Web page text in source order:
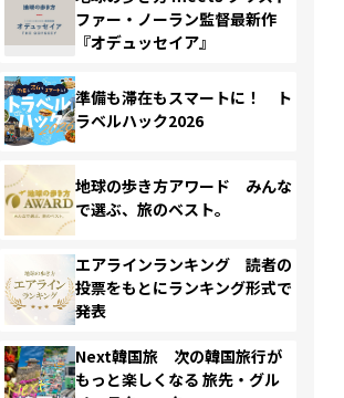
ファー・ノーラン監督最新作
『オデュッセイア』
準備も滞在もスマートに！ ト
ラベルハック2026
地球の歩き方アワード みんな
で選ぶ、旅のベスト。
エアラインランキング 読者の
投票をもとにランキング形式で
発表
Next韓国旅 次の韓国旅行が
もっと楽しくなる 旅先・グル